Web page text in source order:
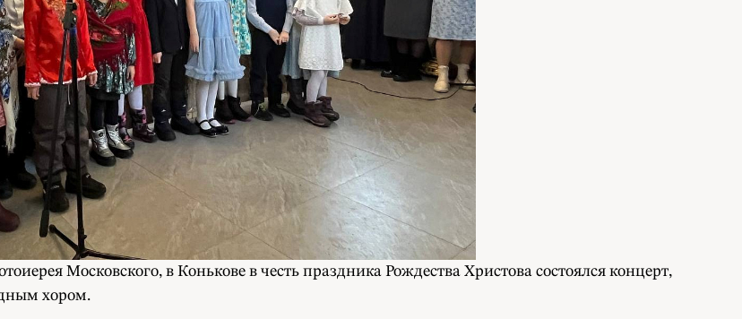
Московского, в Конькове в честь праздника Рождества Христова состоялся концерт,
хором.